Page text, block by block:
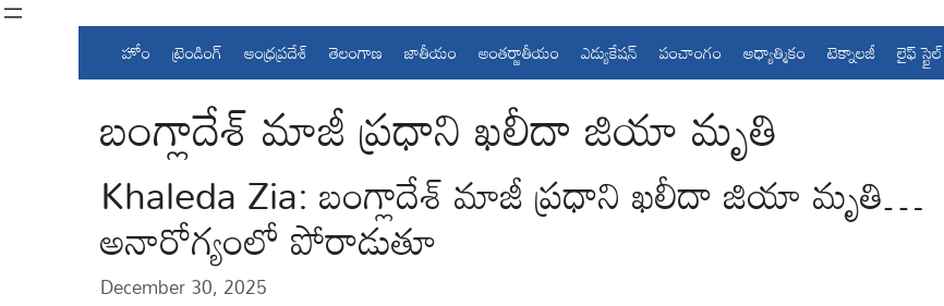
Skip
హోం ట్రెండింగ్ ఆంధ్రప్రదేశ్ తెలంగాణ జాతీయం అంతర్జాతీయం ఎడ్యుకేషన్ పంచాంగం ఆధ్యాత్మికం టెక్నాలజీ లైఫ్ స్టైల్
బంగ్లాదేశ్ మాజీ ప్రధాని ఖలీదా జియా మృతి
Khaleda Zia: బంగ్లాదేశ్ మాజీ ప్రధాని ఖలీదా జియా మృతి…
అనారోగ్యంలో పోరాడుతూ
December 30, 2025